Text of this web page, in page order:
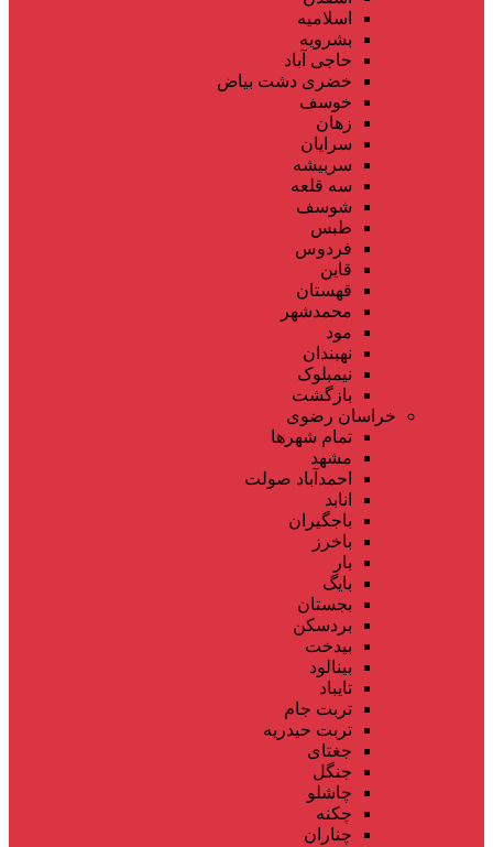
اسلامیه
بشرویه
حاجی آباد
خضری دشت بیاض
خوسف
زهان
سرایان
سربیشه
سه قلعه
شوسف
طبس
فردوس
قاین
قهستان
محمدشهر
مود
نهبندان
نیمبلوک
بازگشت
خراسان رضوی
تمام شهر‌ها
مشهد
احمدآباد صولت
انابد
باجگیران
باخرز
بار
بایگ
بجستان
بردسکن
بیدخت
بینالود
تایباد
تربت جام
تربت حیدریه
جغتای
جنگل
چاشلو
چکنه
چناران